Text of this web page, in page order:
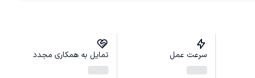
سرعت عمل تمایل به همکاری مجدد